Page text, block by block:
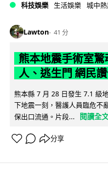
科技娛樂 生活娛樂 城中
Lawton 41 分
熊本地震手術室
人、逃生門 網民
熊本縣 7 月 28 日發生 7.1 級
下地震一刻，醫護人員臨危不
保出口流通。片段...
閱讀全
分享